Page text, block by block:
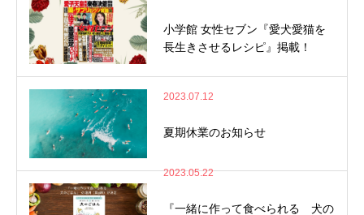
小学館 女性セブン『愛犬愛猫を
長生きさせるレシピ』掲載！
2023.07.12
夏期休業のお知らせ
2023.05.22
『一緒に作って食べられる 犬の